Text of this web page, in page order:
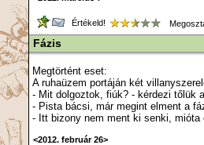
Értékeld!
Fázis
Megtörtént eset:
A ruhaüzem portáján két
- Mit dolgoztok, fiúk? - kérdezi tőlük
- Pista bácsi, már megint elment a
- Itt bizony nem ment ki senki, mióta
<2012. február 26>